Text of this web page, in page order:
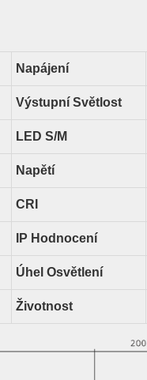
Napájení
Výstupní Světlost
LED S/m
Napětí
CRI
IP Hodnocení
Úhel Osvětlení
Životnost